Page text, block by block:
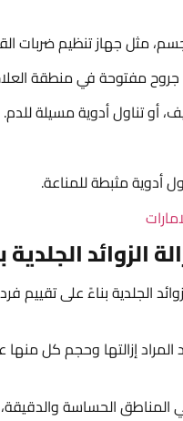
مثل جهاز تنظيم ضربات
مفتوحة في منطقة
أو تناول أدوية مسيلة للدم.
أدوية مثبطة للمناعة.
الجلدية
الجلدية بناءً على
المراد إزالتها وحجم كل
في المناطق الحساسة